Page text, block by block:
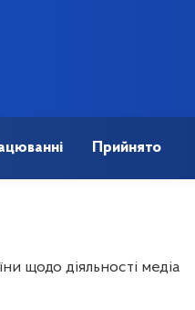
Прийнято
щодо діяльності медіа